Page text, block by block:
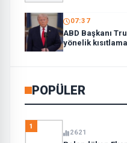
07:37
ABD Başkanı
yönelik
POPÜLER
1
2621